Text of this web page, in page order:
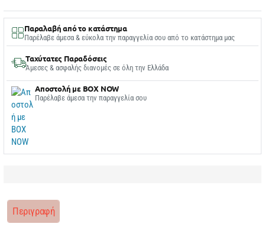
Παραλαβή από το κατάστημα
Παρέλαβε άμεσα & εύκολα την παραγγελία σου από το κατάστημα μας
Ταχύτατες Παραδόσεις
Άμεσες & ασφαλής διανομές σε όλη την Ελλάδα
Αποστολή με BOX NOW
Παρέλαβε άμεσα την παραγγελία σου
Περιγραφή